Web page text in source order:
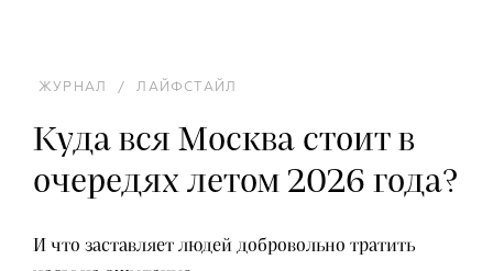
ЖУРНАЛ / ЛАЙФСТАЙЛ
Куда вся Москва стоит в
очередях летом 2026 года?
И что заставляет людей добровольно тратить